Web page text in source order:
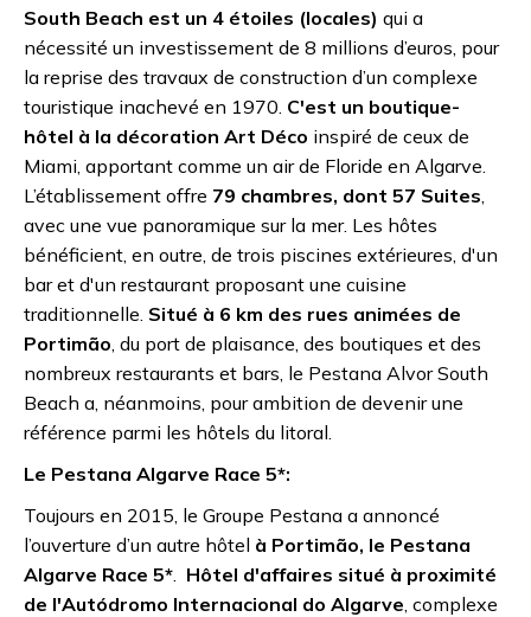
South Beach est un 4 étoiles (locales) qui a
nécessité un investissement de 8 millions d’euros, pour
la reprise des travaux de construction d’un complexe
touristique inachevé en 1970. C'est un boutique-
hôtel à la décoration Art Déco inspiré de ceux de
Miami, apportant comme un air de Floride en Algarve.
L’établissement offre 79 chambres, dont 57 Suites
avec une vue panoramique sur la mer. Les hôtes
bénéficient, en outre, de trois piscines extérieures, d'un
bar et d'un restaurant proposant une cuisine
traditionnelle. Situé à 6 km des rues animées de
Portimão , du port de plaisance, des boutiques et des
nombreux restaurants et bars, le Pestana Alvor South
Beach a, néanmoins, pour ambition de devenir une
référence parmi les hôtels du litoral.
Le Pestana Algarve Race 5*:
Toujours en 2015, le Groupe Pestana a annoncé
l’ouverture d’un autre hôtel à Portimão, le Pestana
Algarve Race 5* Hôtel d'affaires situé à proximité
de l'Autódromo Internacional do Algarve , complexe